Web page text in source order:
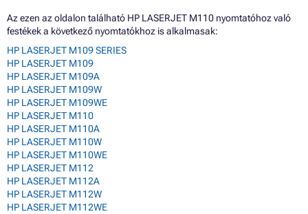
Az ezen az oldalon található HP LASERJET M110 nyomtatóhoz való
festékek a következő nyomtatókhoz is alkalmasak:
HP LASERJET M109 SERIES
HP LASERJET M109
HP LASERJET M109A
HP LASERJET M109W
HP LASERJET M109WE
HP LASERJET M110
HP LASERJET M110A
HP LASERJET M110W
HP LASERJET M110WE
HP LASERJET M112
HP LASERJET M112A
HP LASERJET M112W
HP LASERJET M112WE